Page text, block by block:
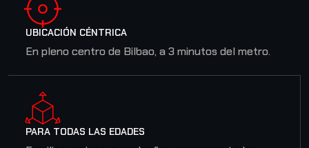
UBICACIÓN CÉNTRICA
En pleno centro de Bilbao, a 3 minutos del metro.
PARA TODAS LAS EDADES